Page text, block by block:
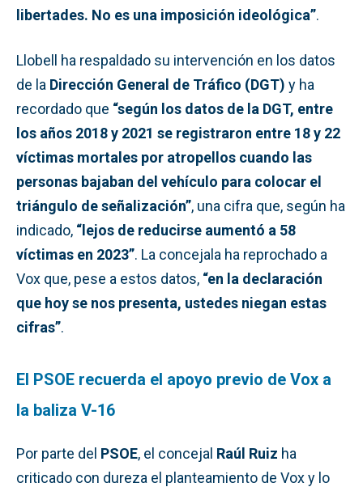
libertades. No es una imposición ideológica”.
Llobell ha respaldado su intervención en los datos
de la Dirección General de Tráfico (DGT) y ha
recordado que “según los datos de la DGT, entre
los años 2018 y 2021 se registraron entre 18 y 22
víctimas mortales por atropellos cuando las
personas bajaban del vehículo para colocar el
triángulo de señalización”, una cifra que, según ha
indicado, “lejos de reducirse aumentó a 58
víctimas en 2023”. La concejala ha reprochado a
Vox que, pese a estos datos, “en la declaración
que hoy se nos presenta, ustedes niegan estas
cifras”.
El PSOE recuerda el apoyo previo de Vox a
la baliza V-16
Por parte del PSOE, el concejal Raúl Ruiz ha
criticado con dureza el planteamiento de Vox y lo